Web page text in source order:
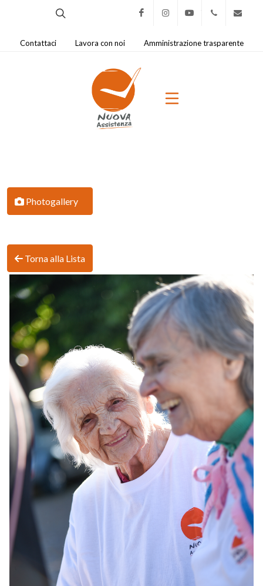
Contattaci Lavora con noi Amministrazione trasparente
FacebookInstagramYoutube
Photogallery
Torna alla Lista